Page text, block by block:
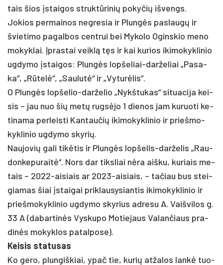
tais šios įstai­gos struktū­ri­nių po­ky­čių iš­vengs.
Jo­kios per­mai­nos ne­gre­sia ir Plungės pa­slaugų ir
švie­ti­mo pa­gal­bos cent­rui bei My­ko­lo Ogins­kio me­no
mo­kyk­lai. Įpras­tai veiklą tęs ir kai ku­rios iki­mo­kyk­li­nio
ug­dy­mo įstai­gos: Plungės lop­še­liai-dar­že­liai „Pa­sa­
ka“, „Rūtelė“, „Sau­lutė“ ir „Vy­turė­lis“.
O Plungės lop­še­lio-dar­že­lio „Nykš­tu­kas“ si­tua­ci­ja kei­
sis – jau nuo šių metų rugsė­jo 1 die­nos jam ku­ruo­ti ke­
ti­na­ma per­leis­ti Kan­tau­čių iki­mo­kyk­li­nio ir prie­šmo­
kyk­li­nio ug­dy­mo sky­rių.
Nau­jo­vių ga­li tikė­tis ir Plungės lop­še­lis-dar­že­lis „Rau­
don­ke­pu­raitė“. Nors dar tiks­liai nėra aiš­ku, ku­riais me­
tais – 2022-ai­siais ar 2023-ai­siais, – ta­čiau bus stei­
gia­mas šiai įstai­gai pri­klau­sy­sian­tis iki­mo­kyk­li­nio ir
prie­šmo­kyk­li­nio ug­dy­mo sky­rius ad­re­su A. Vaiš­vi­los g.
33 A (da­bar­tinės Vys­ku­po Mo­tie­jaus Va­lan­čiaus pra­
dinės mo­kyk­los pa­tal­po­se).
Kei­sis sta­tu­sas
Ko ge­ro, plun­giš­kiai, ypač tie, ku­rių at­ža­los lankė tuo­